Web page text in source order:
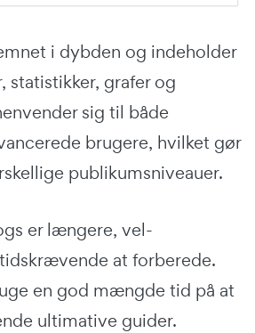
i dybden og indeholder
statistikker, grafer og
sig til både
brugere, hvilket gør
publikumsniveauer.
er længere, vel-
at forberede.
en god mængde tid på at
ultimative guider.